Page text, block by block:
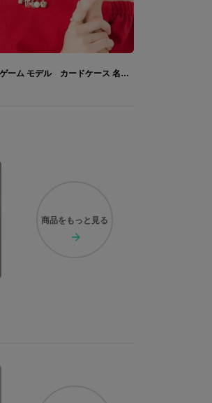
ジョーカー・ゲーム モデル カードケース 名刺ケース
商品を もっと見る